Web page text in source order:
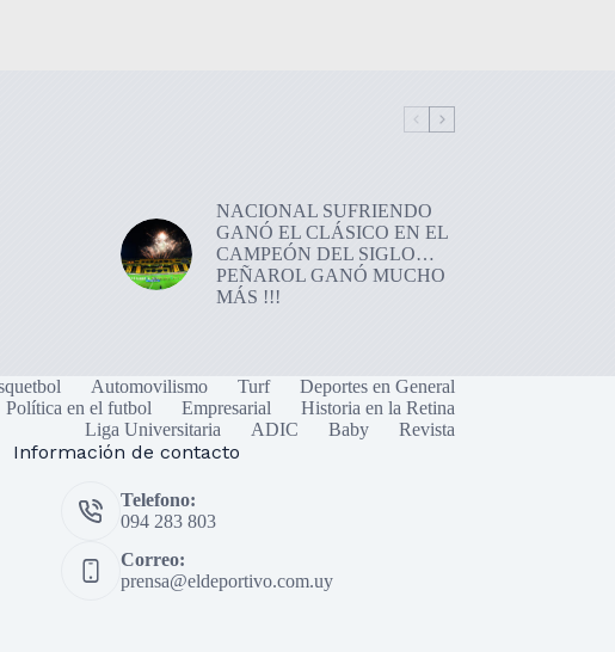
NACIONAL SUFRIENDO
GANÓ EL CLÁSICO EN EL
CAMPEÓN DEL SIGLO…
PEÑAROL GANÓ MUCHO
MÁS !!!
Automovilismo Turf
Deportes en General
Política en el futbol Empresarial
Historia en la Retina
Liga Universitaria
ADIC Baby
Revista
Información de contacto
Telefono:
094 283 803
Correo:
prensa@eldeportivo.com.uy